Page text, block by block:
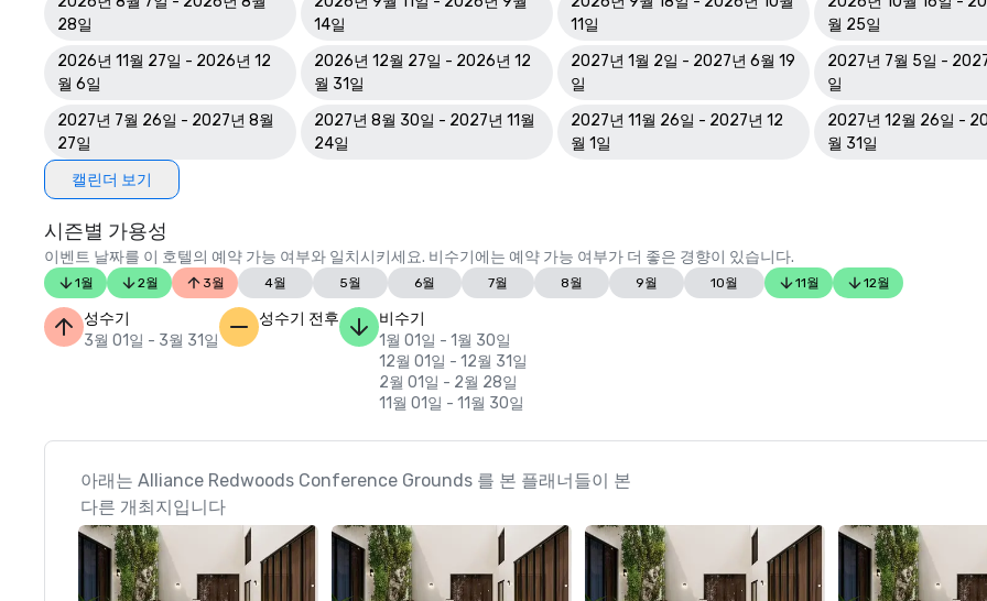
28일
14일
11일
월 25일
2026년 11월 27일 - 2026년 12
월 6일
2026년 12월 27일 - 2026년 12
월 31일
2027년 1월 2일 - 2027년 6월 19
일
2027년 7월 5일 - 2027
일
2027년 7월 26일 - 2027년 8월
27일
2027년 8월 30일 - 2027년 11월
24일
2027년 11월 26일 - 2027년 12
월 1일
2027년 12월 26일 -
월 31일
캘린더 보기
시즌별 가용성
이벤트 날짜를 이 호텔의 예약 가능 여부와 일치시키세요. 비수기에는 예약 가능 여부가 더 좋은 경향이 있습니다.
1월 2월 3월 4월 5월 6월 7월 8월 9월 10월 11월 12월
성수기
3월 01일 - 3월 31일
성수기 전후
비수기
1월 01일 - 1월 30일
12월 01일 - 12월 31일
2월 01일 - 2월 28일
11월 01일 - 11월 30일
아래는 Alliance Redwoods Conference Grounds 를 본 플래너들이 본
다른 개최지입니다